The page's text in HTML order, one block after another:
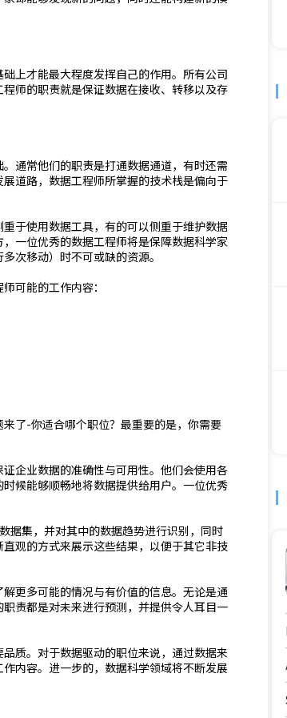
上才能最大程度发挥自己的作用。所有公司
师的职责就是保证数据在接收、转移以及存
通常他们的职责是打通数据通道，有时还需
道路，数据工程师所掌握的技术栈是偏向于
于使用数据工具，有的可以侧重于维护数据
一位优秀的数据工程师将是保障数据科学家
次移动）时不可或缺的资源。
可能的工作内容：
了-你适合哪个职位？最重要的是，你需要
企业数据的准确性与可用性。他们会使用各
候能够顺畅地将数据提供给用户。一位优秀
据集，并对其中的数据趋势进行识别，同时
观的方式来展示这些结果，以便于其它非技
更多可能的情况与有价值的信息。无论是通
责都是对未来进行预测，并提供令人耳目一
质。对于数据驱动的职位来说，通过数据来
内容。进一步的，数据科学领域将不断发展